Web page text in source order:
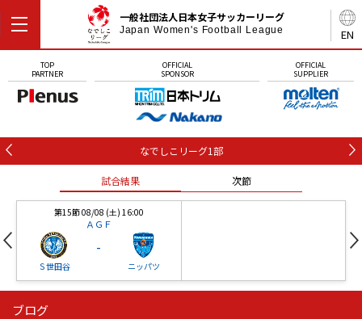
EN
一般社団法人日本女子サッカーリーグ
Japan Women's Football League
TOP
PARTNER
OFFICIAL
SPONSOR
OFFICIAL
SUPPLIER
なでしこリーグ1部
試合結果 次節
第15節 08/08 (土) 16:00
ＡＧＦ
Ｓ世田谷
-
ニッパツ
ブログ